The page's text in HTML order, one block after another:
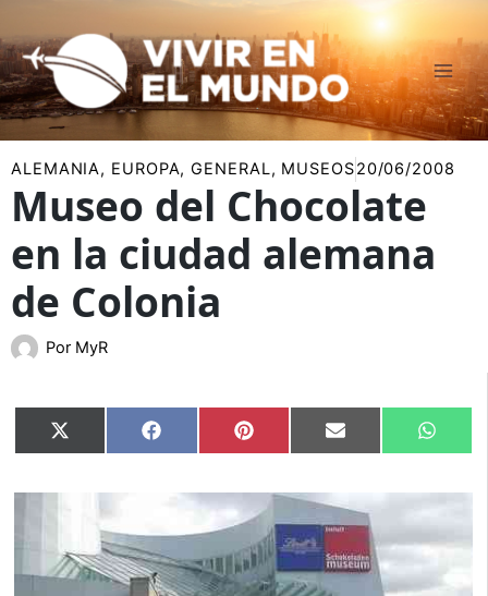
al
contenido
ALEMANIA, EUROPA,GENERAL, MUSEOS20/06/2008
Museo del Chocolate
en la ciudad alemana
de Colonia
Por MyR
Compartir
en
X
(Twitter)
Compartir
en
Facebook Compartir
en
Pinterest Compartir
en
Email
en